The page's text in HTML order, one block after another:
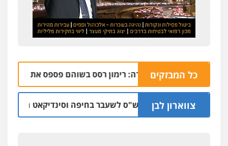
כל המבזקים
הבהרה: רימון רסס בשוהם פספס את היעד ופגע
צווארון לבן
כתב אישום: יו"ר ש"ס לשעבר בחיפה וסינדיקאט ההלוואות של